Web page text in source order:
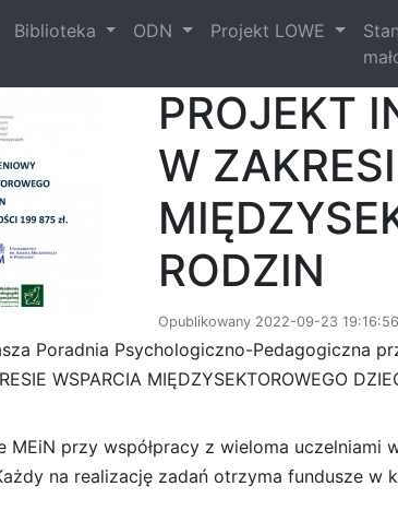
Biblioteka ODN Projekt LOWE
PROJEKT
W
RODZIN
Opublikowany 2022-09-23
Poradnia Psychologiczno-Pedagogiczna
WSPARCIA MIĘDZYSEKTOROWEGO
MEiN przy współpracy z wieloma
na realizację zadań otrzyma fundusze w